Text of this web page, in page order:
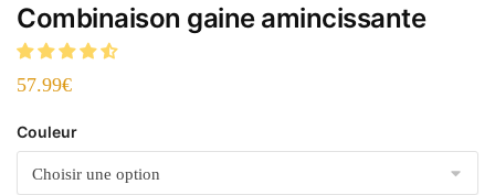
Combinaison gaine amincissante
57.99€
Couleur